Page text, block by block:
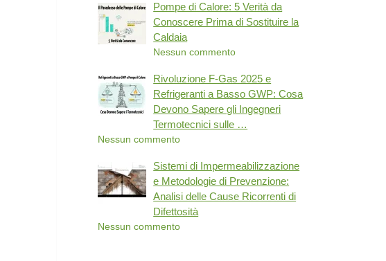
Pompe di Calore: 5 Verità da
Conoscere Prima di Sostituire la
Caldaia
Nessun commento
Rivoluzione F-Gas 2025 e
Refrigeranti a Basso GWP: Cosa
Devono Sapere gli Ingegneri
Termotecnici sulle …
Nessun commento
Sistemi di Impermeabilizzazione
e Metodologie di Prevenzione:
Analisi delle Cause Ricorrenti di
Difettosità
Nessun commento